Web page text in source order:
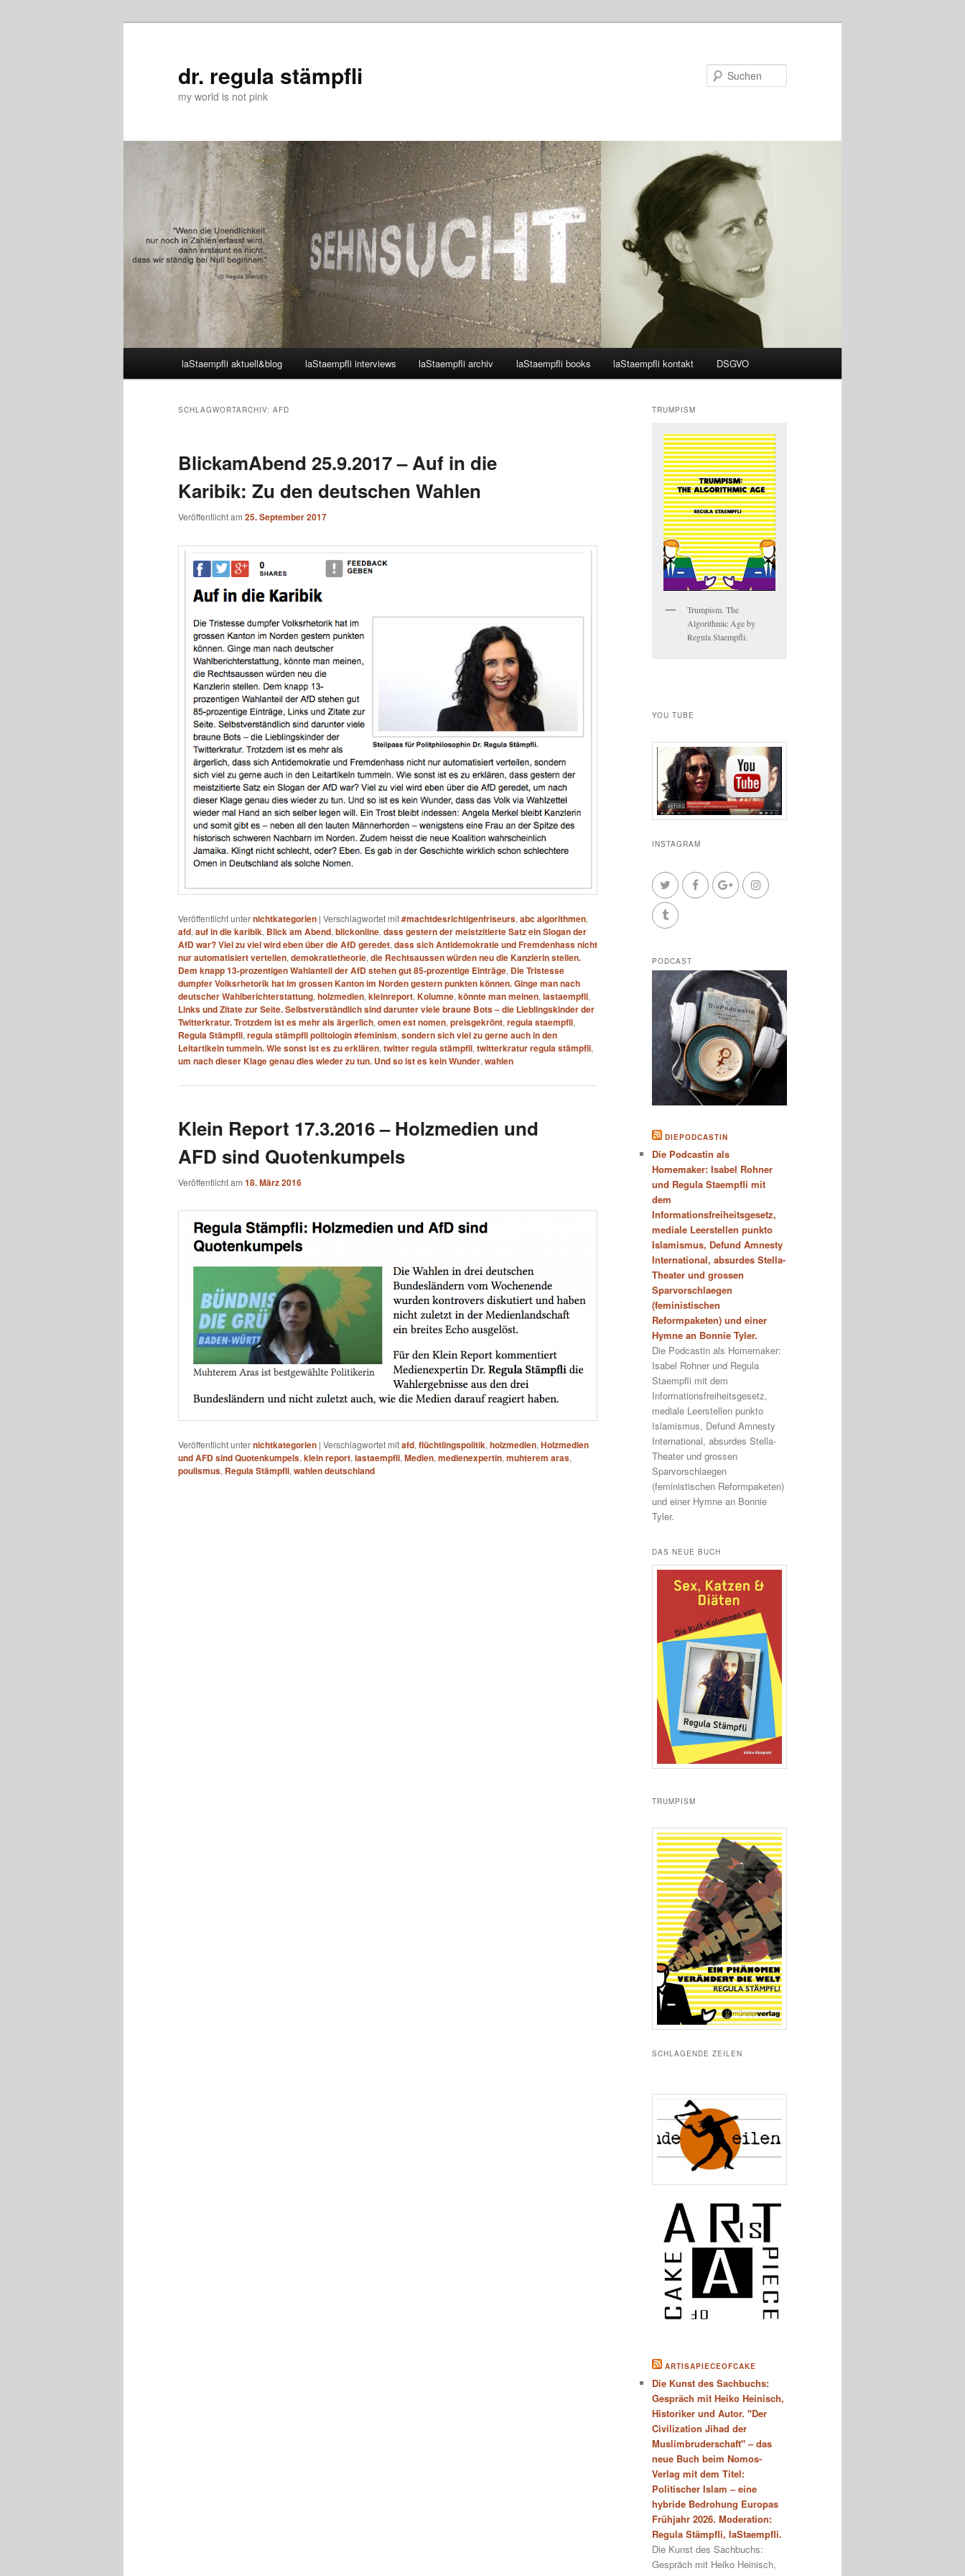
dr. regula stämpfli
my world is not pink
laStaempfli aktuell&blog laStaempfli interviews laStaempfli archiv laStaempfli books laStaempfli kontakt DSGVO
SCHLAGWORTARCHIV: AFD
BlickamAbend 25.9.2017 – Auf in die
Karibik: Zu den deutschen Wahlen
Veröffentlicht am 25. September 2017
Veröffentlicht unternichtkategorien | Verschlagwortet mit#machtdesrichtigenfriseurs, abc algorithmen,
afd, auf in die karibik, Blick am Abend, blickonline, dass gestern der meistzitierte Satz ein Slogan der
AfD war? Viel zu viel wird eben über die AfD geredet, dass sich Antidemokratie und Fremdenhass nicht
nur automatisiert verteilen, demokratietheorie, die Rechtsaussen würden neu die Kanzlerin stellen.
Dem knapp 13-prozentigen Wahlanteil der AfD stehen gut 85-prozentige Einträge, Die Tristesse
dumpfer Volksrhetorik hat im grossen Kanton im Norden gestern punkten können. Ginge man nach
deutscher Wahlberichterstattung, holzmedien, kleinreport, Kolumne, könnte man meinen, lastaempfli,
Links und Zitate zur Seite. Selbstverständlich sind darunter viele braune Bots – die Lieblingskinder der
Twitterkratur. Trotzdem ist es mehr als ärgerlich, omen est nomen, preisgekrönt, regula staempfli,
Regula Stämpfli, regula stämpfli politologin #feminism, sondern sich viel zu gerne auch in den
Leitartikeln tummeln. Wie sonst ist es zu erklären, twitter regula stämpfli, twitterkratur regula stämpfli,
um nach dieser Klage genau dies wieder zu tun. Und so ist es kein Wunder, wahlen
Klein Report 17.3.2016 – Holzmedien und
AFD sind Quotenkumpels
Veröffentlicht am 18. März 2016
Veröffentlicht unternichtkategorien | Verschlagwortet mitafd, flüchtlingspolitik, holzmedien, Holzmedien
und AFD sind Quotenkumpels, klein report, lastaempfli, Medien, medienexpertin, muhterem aras,
poulismus, Regula Stämpfli, wahlen deutschland
TRUMPISM
Trumpism. The
Algorithmic Age by
Regula Staempfli.
YOU TUBE
INSTAGRAM
PODCAST
DIEPODCASTIN
Die Podcastin als
Homemaker: Isabel Rohner
und Regula Staempfli mit
dem
Informationsfreiheitsgesetz,
mediale Leerstellen punkto
Islamismus, Defund Amnesty
International, absurdes Stella-
Theater und grossen
Sparvorschlaegen
(feministischen
Reformpaketen) und einer
Hymne an Bonnie Tyler.
Die Podcastin als Homemaker:
Isabel Rohner und Regula
Staempfli mit dem
Informationsfreiheitsgesetz,
mediale Leerstellen punkto
Islamismus, Defund Amnesty
International, absurdes Stella-
Theater und grossen
Sparvorschlaegen
(feministischen Reformpaketen)
und einer Hymne an Bonnie
Tyler.
DAS NEUE BUCH
TRUMPISM
SCHLAGENDE ZEILEN
ARTISAPIECEOFCAKE
Die Kunst des Sachbuchs:
Gespräch mit Heiko Heinisch,
Historiker und Autor. "Der
Civilization Jihad der
Muslimbruderschaft" – das
neue Buch beim Nomos-
Verlag mit dem Titel:
Politischer Islam – eine
hybride Bedrohung Europas
Frühjahr 2026. Moderation:
Regula Stämpfli, laStaempfli.
Die Kunst des Sachbuchs:
Gespräch mit Heiko Heinisch,